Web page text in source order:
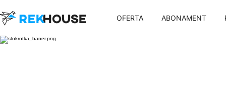
OFERTA ABONAMENT